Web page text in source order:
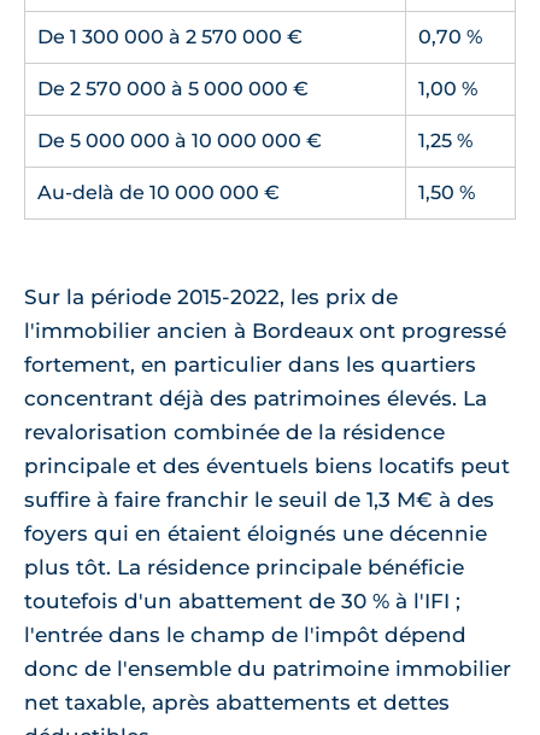
De 1 300 000 à 2 570 000 € 0,70 %
De 2 570 000 à 5 000 000 € 1,00 %
De 5 000 000 à 10 000 000 € 1,25 %
Au-delà de 10 000 000 € 1,50 %
Sur la période 2015-2022, les prix de
l'immobilier ancien à Bordeaux ont progressé
fortement, en particulier dans les quartiers
concentrant déjà des patrimoines élevés. La
revalorisation combinée de la résidence
principale et des éventuels biens locatifs peut
suffire à faire franchir le seuil de 1,3 M€ à des
foyers qui en étaient éloignés une décennie
plus tôt. La résidence principale bénéficie
toutefois d'un abattement de 30 % à l'IFI ;
l'entrée dans le champ de l'impôt dépend
donc de l'ensemble du patrimoine immobilier
net taxable, après abattements et dettes